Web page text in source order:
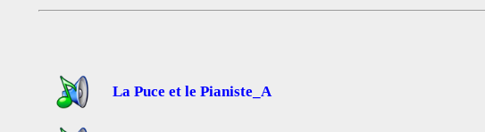
La Puce et le Pianiste_A